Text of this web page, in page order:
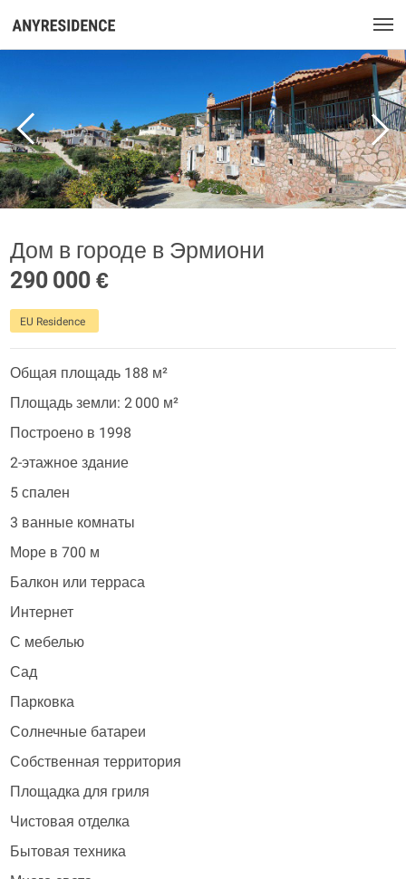
Дом в городе в Эрмиони
290 000 €
EU Residence
Общая площадь 188 м²
Площадь земли: 2 000 м²
Построено в 1998
2-этажное здание
5 спален
3 ванные комнаты
Море в 700 м
Балкон или терраса
Интернет
С мебелью
Сад
Парковка
Солнечные батареи
Собственная территория
Площадка для гриля
Чистовая отделка
Бытовая техника